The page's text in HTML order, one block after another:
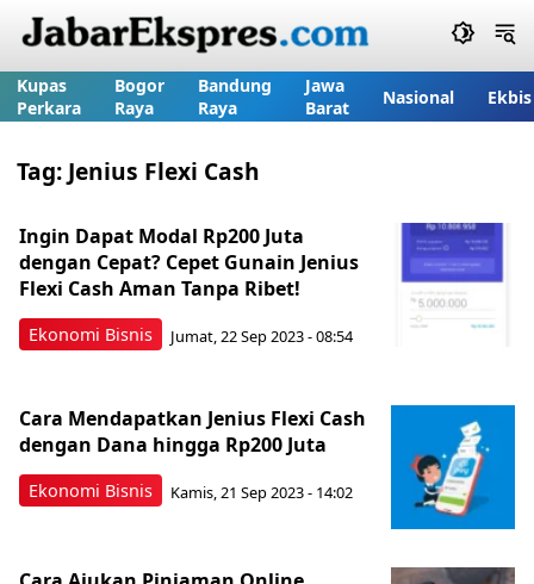
Kupas
Perkara
Bogor
Raya
Bandung
Raya
Jawa
Barat
Nasional Ekbis
Tag: Jenius Flexi Cash
Ekonomi Bisnis
Ingin Dapat Modal Rp200 Juta
dengan Cepat? Cepet Gunain Jenius
Flexi Cash Aman Tanpa Ribet!
Jumat, 22 Sep 2023 - 08:54
Ekonomi Bisnis
Cara Mendapatkan Jenius Flexi Cash
dengan Dana hingga Rp200 Juta
Kamis, 21 Sep 2023 - 14:02